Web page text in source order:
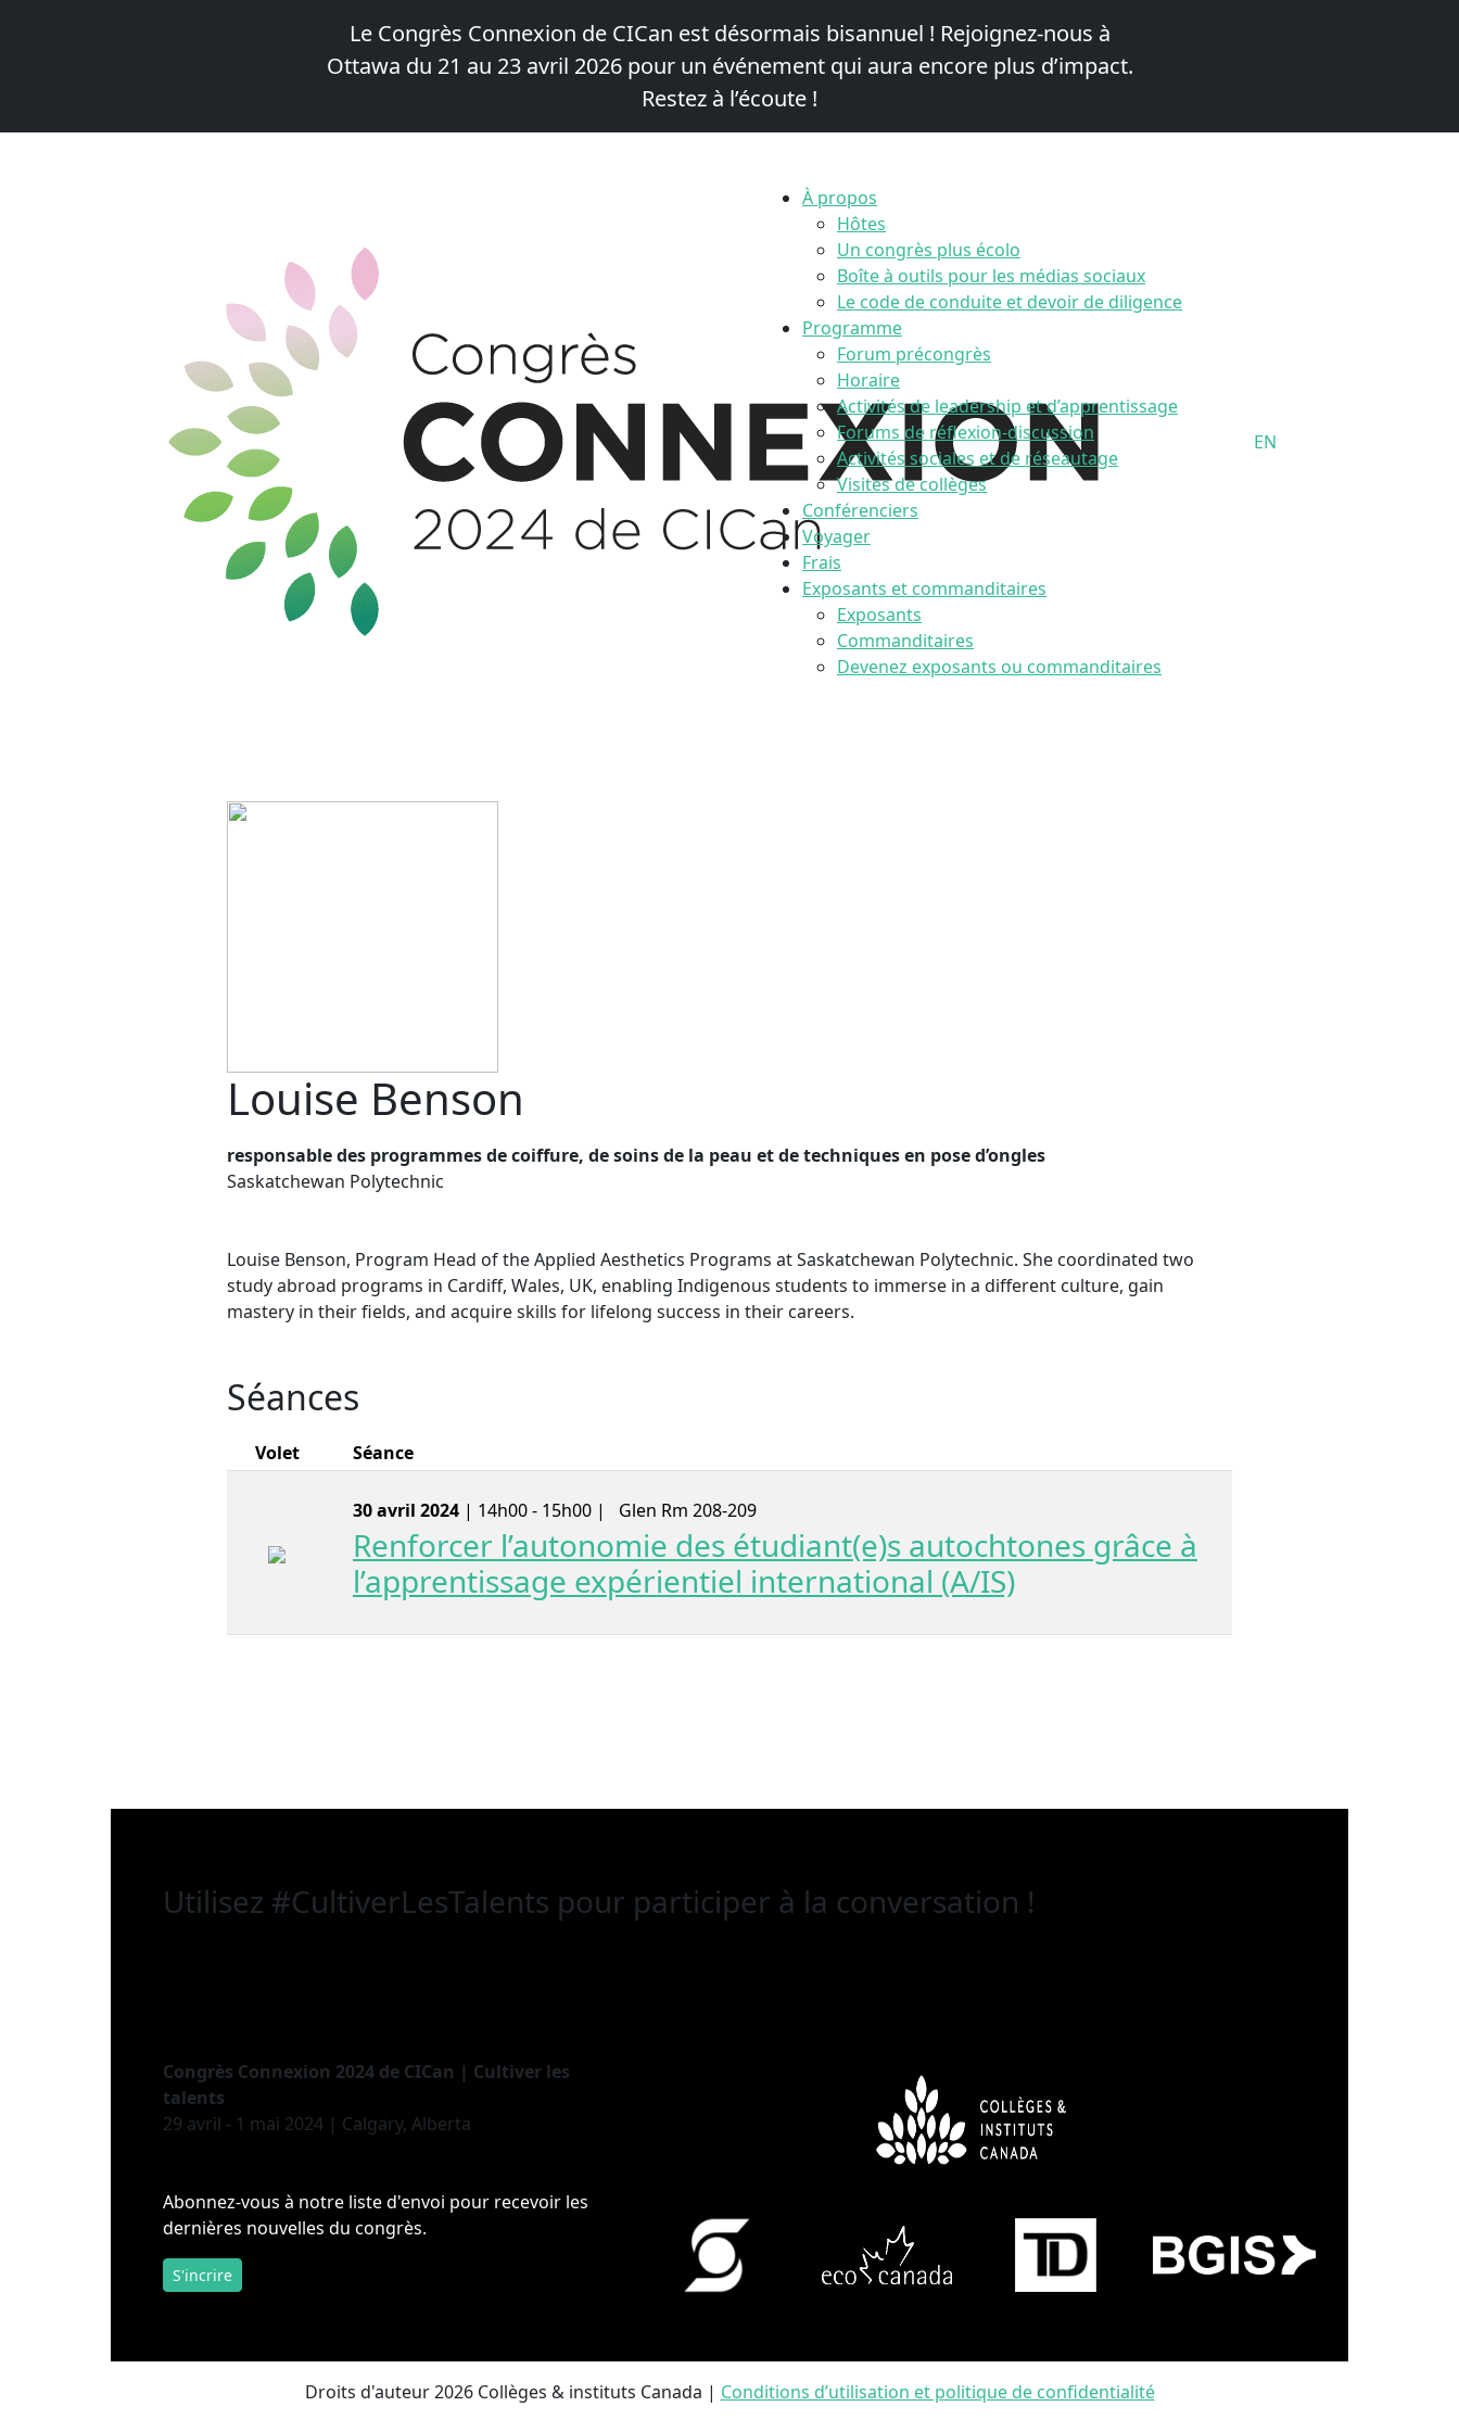
Le Congrès Connexion de CICan est désormais bisannuel ! Rejoignez-nous à
Ottawa du 21 au 23 avril 2026pour un événement qui aura encore plus d’impact.
Restez à l’écoute !
À propos
Hôtes
Un congrès plus écolo
Boîte à outils pour les médias sociaux
Le code de conduite et devoir de diligence
Programme
Forum précongrès
Horaire
Activités de leadership et d’apprentissage
Forums de réflexion-discussion
Activités sociales et de réseautage
Visites de collèges
Conférenciers
Voyager
Frais
Exposants et commanditaires
Exposants
Commanditaires
Devenez exposants ou commanditaires
EN
Louise Benson
responsable des programmes de coiffure, de soins de la peau et de techniques en pose d’ongles
Saskatchewan Polytechnic
Louise Benson, Program Head of the Applied Aesthetics Programs at Saskatchewan Polytechnic. She coordinated two
study abroad programs in Cardiff, Wales, UK, enabling Indigenous students to immerse in a different culture, gain
mastery in their fields, and acquire skills for lifelong success in their careers.
Séances
Volet Séance
30 avril 2024 | 14h00 - 15h00 | Glen Rm 208-209
Renforcer l’autonomie des étudiant(e)s autochtones grâce à
l’apprentissage expérientiel international (A/IS)
Utilisez #CultiverLesTalents pour participer à la conversation !
Congrès Connexion 2024 de CICan | Cultiver les
talents
29 avril - 1 mai 2024 | Calgary, Alberta
Abonnez-vous à notre liste d'envoi pour recevoir les
dernières nouvelles du congrès.
S'incrire
Droits d'auteur 2026 Collèges & instituts Canada | Conditions d’utilisation et politique de confidentialité